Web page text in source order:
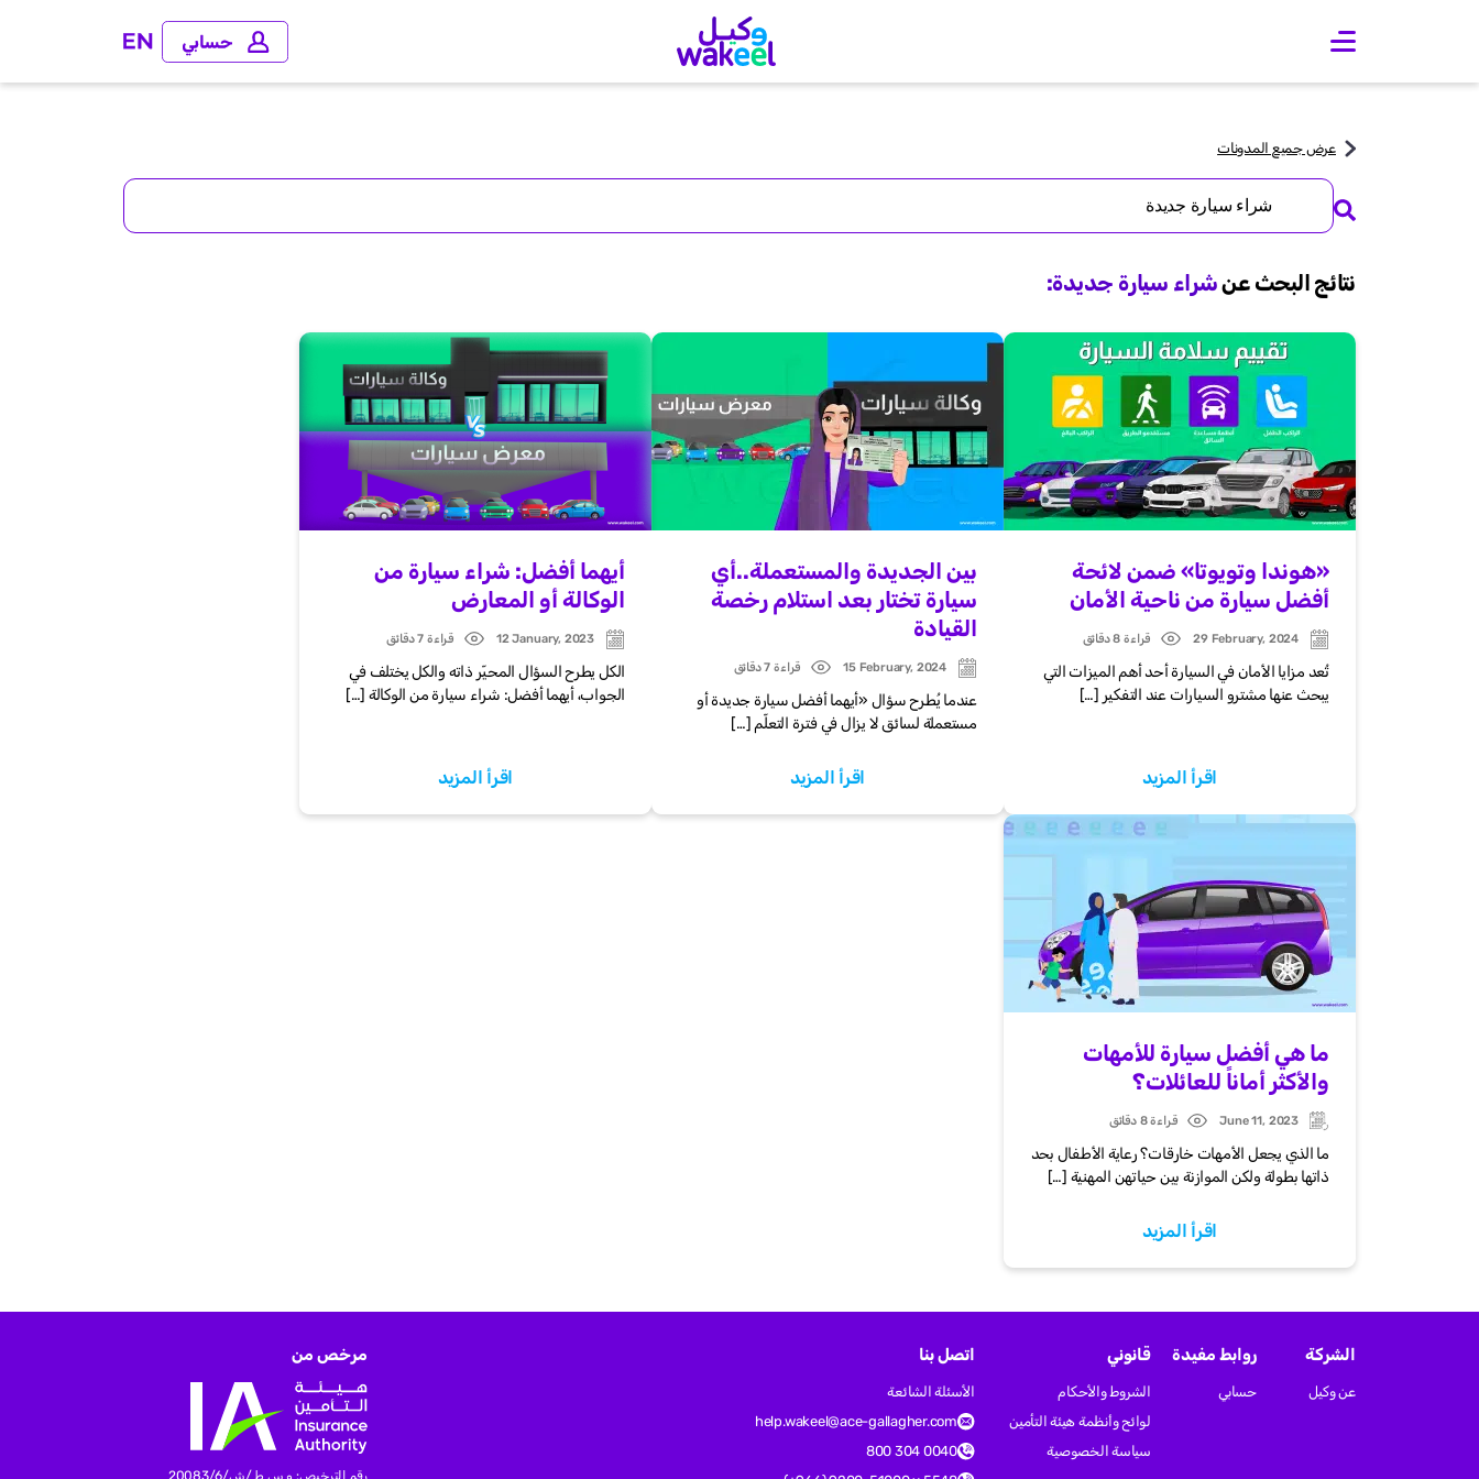
O
e
a
m
e
u
عرض جميع المدونات
Search
for:
نتائج البحث عنشراء سيارة جديدة:
«هوندا وتويوتا» ضمن لائحة
أفضل سيارة من ناحية الأمان
Post
29 February, 2024
Post
date
قراءة 8 دقائق
تُعد مزايا الأمان في السيارة أحد أهم الميزات التي
يبحث عنها مشترو السيارات عند التفكير […]
اقرأ المزيد
بين الجديدة والمستعملة..أي
سيارة تختار بعد استلام رخصة
القيادة
Post
date
15 February, 2024
Post
date
قراءة 7 دقائق
عندما يُطرح سؤال «أيهما أفضل سيارة جديدة أو
مستعملة لسائق لا يزال في فترة التعلّم […]
اقرأ المزيد
أيهما أفضل: شراء سيارة من
الوكالة أو المعارض
Post
date
12 January, 2023
Post
date
قراءة 7 دقائق
الكل يطرح السؤال المحيّر ذاته والكل يختلف في
الجواب، أيهما أفضل: شراء سيارة من الوكالة […]
اقرأ المزيد
ما هي أفضل سيارة للأمهات
والأكثر أماناً للعائلات؟
Updated:
June 11, 2023
Post
date
قراءة 8 دقائق
ما الذي يجعل الأمهات خارقات؟ رعاية الأطفال بحد
ذاتها بطولة ولكن الموازنة بين حياتهن المهنية […]
اقرأ المزيد
الشركة
عن وكيل
روابط مفيدة
حسابي
قانوني
الشروط والأحكام
لوائح وأنظمة هيئة التأمين
سياسة الخصوصية
اتصل بنا
الأسئلة الشائعة
help.wakeel@ace-gallagher.com
800 304 0040
مرخص من
رقم الترخيص: و س ط /ش/20083/6